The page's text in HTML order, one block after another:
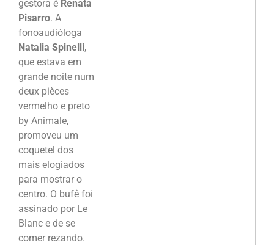
gestora é Renata
Pisarro. A
fonoaudióloga
Natalia Spinelli,
que estava em
grande noite num
deux pièces
vermelho e preto
by Animale,
promoveu um
coquetel dos
mais elogiados
para mostrar o
centro. O bufê foi
assinado por Le
Blanc e de se
comer rezando.